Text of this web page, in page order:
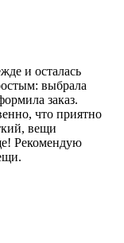
и осталась
выбрала
заказ.
что приятно
вещи
Рекомендую